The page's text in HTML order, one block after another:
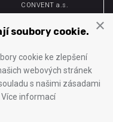
CONVENT a.s.
H&M spol. s r.o.
a.s.
×
soubory cookie.
cookie ke zlepšení
webových stránek
s našimi zásadami
Více informací